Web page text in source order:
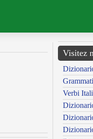
Visitez
Verbi